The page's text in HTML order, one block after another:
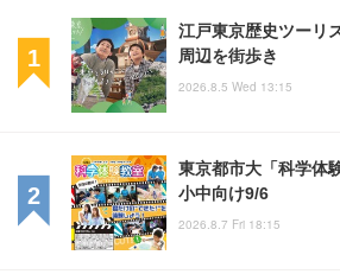
江戸東京歴史ツーリ
周辺を街歩き
2026.8.5 Wed 13:15
東京都市大「科学体
小中向け9/6
2026.8.7 Fri 18:15